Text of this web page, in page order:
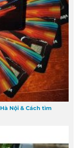
Nội & Cách tìm